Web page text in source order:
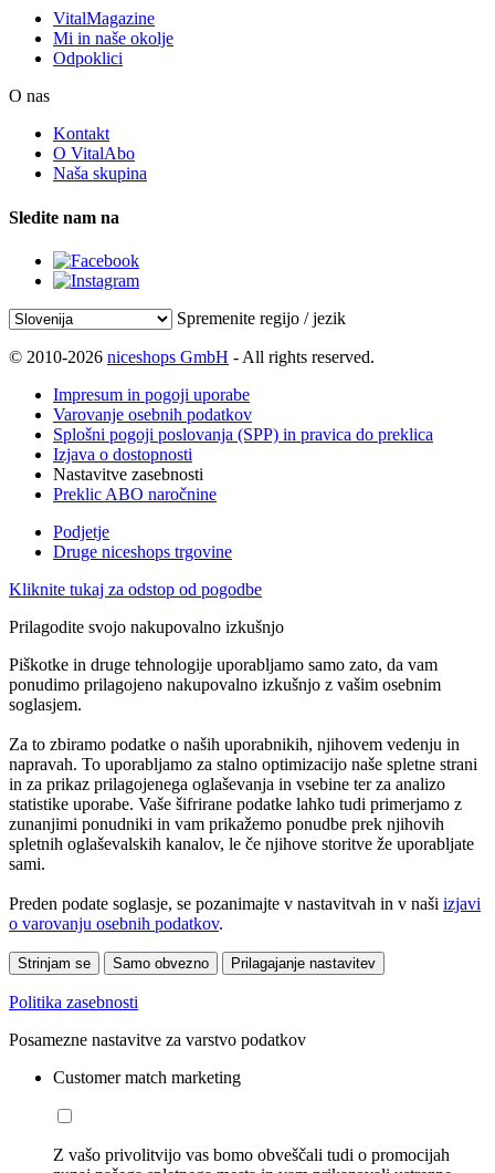
VitalMagazine
Mi in naše okolje
Odpoklici
O nas
Kontakt
O VitalAbo
Naša skupina
Sledite nam na
Spremenite regijo / jezik
© 2010-2026 niceshops GmbH - All rights reserved.
Impresum in pogoji uporabe
Varovanje osebnih podatkov
Splošni pogoji poslovanja (SPP) in pravica do preklica
Izjava o dostopnosti
Nastavitve zasebnosti
Preklic ABO naročnine
Podjetje
Druge niceshops trgovine
Kliknite tukaj za odstop od pogodbe
Prilagodite svojo nakupovalno izkušnjo
Piškotke in druge tehnologije uporabljamo samo zato, da vam
ponudimo prilagojeno nakupovalno izkušnjo z vašim osebnim
soglasjem.
Za to zbiramo podatke o naših uporabnikih, njihovem vedenju in
napravah. To uporabljamo za stalno optimizacijo naše spletne strani
in za prikaz prilagojenega oglaševanja in vsebine ter za analizo
statistike uporabe. Vaše šifrirane podatke lahko tudi primerjamo z
zunanjimi ponudniki in vam prikažemo ponudbe prek njihovih
spletnih oglaševalskih kanalov, le če njihove storitve že uporabljate
sami.
Preden podate soglasje, se pozanimajte v nastavitvah in v naši izjavi
o varovanju osebnih podatkov.
Strinjam se Samo obvezno Prilagajanje nastavitev
Politika zasebnosti
Posamezne nastavitve za varstvo podatkov
Customer match marketing
Z vašo privolitvijo vas bomo obveščali tudi o promocijah